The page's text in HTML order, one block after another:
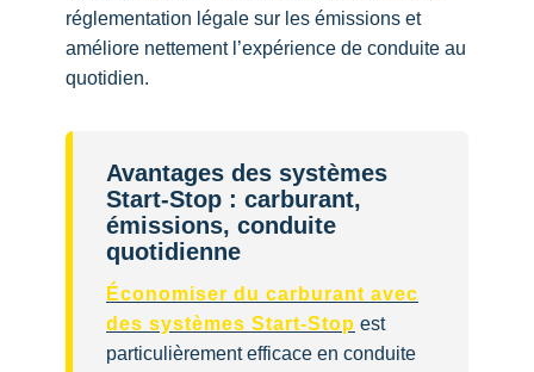
réglementation légale sur les émissions et
améliore nettement l’expérience de conduite au
quotidien.
Avantages des systèmes
Start-Stop : carburant,
émissions, conduite
quotidienne
Économiser du carburant avec
des systèmes Start-Stop est
particulièrement efficace en conduite